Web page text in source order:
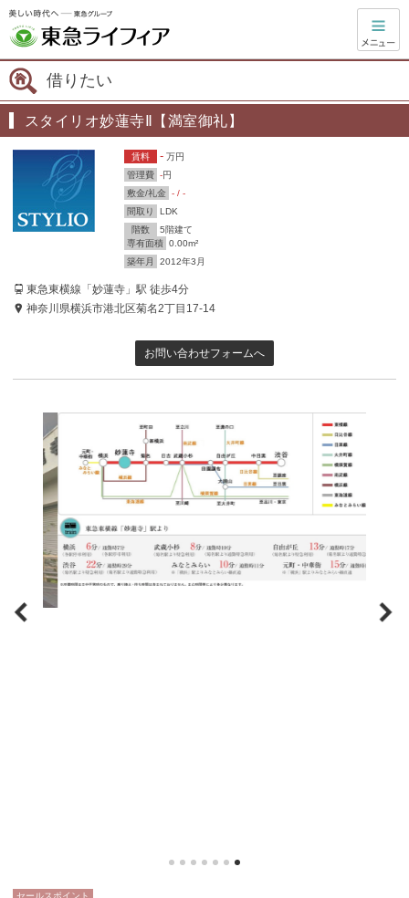
借りたい
スタイリオ妙蓮寺Ⅱ【満室御礼】
賃料 - 万円
管理費 -円
敷金/礼金 - / -
間取り
LDK
階数
5階建て
専有面積 0.00m²
築年月
2012年3月
東急東横線「妙蓮寺」駅 徒歩4分
神奈川県横浜市港北区菊名2丁目17-14
お問い合わせフォームへ
セールスポイント